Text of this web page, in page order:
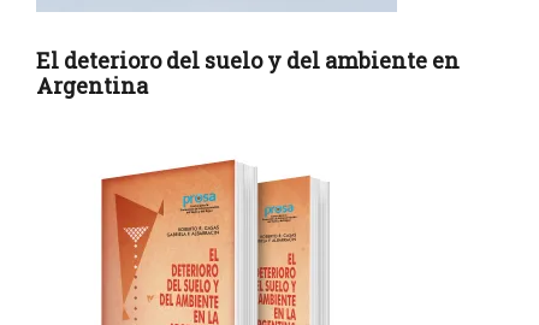
El deterioro del suelo y del ambiente en
Argentina